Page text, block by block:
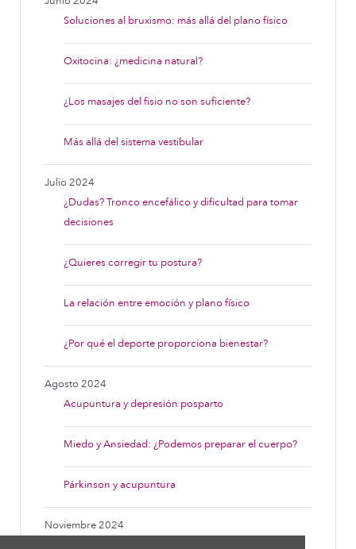
Soluciones al bruxismo: más allá del plano físico
Oxitocina: ¿medicina natural?
¿Los masajes del fisio no son suficiente?
Más allá del sistema vestibular
Julio 2024
¿Dudas? Tronco encefálico y dificultad para tomar
decisiones
¿Quieres corregir tu postura?
La relación entre emoción y plano físico
¿Por qué el deporte proporciona bienestar?
Agosto 2024
Acupuntura y depresión posparto
Miedo y Ansiedad: ¿Podemos preparar el cuerpo?
Párkinson y acupuntura
Noviembre 2024